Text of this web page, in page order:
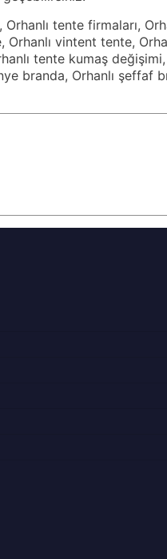
tente firmaları,
vintent tente,
tente kumaş değişimi,
branda, Orhanlı şeffaf